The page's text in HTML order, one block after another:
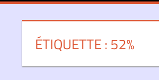
ÉTIQUETTE : 52%